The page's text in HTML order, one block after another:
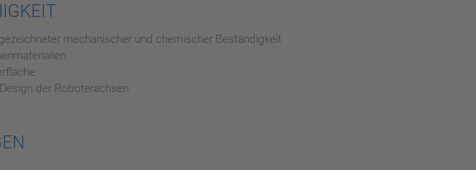
mechanischer und chemischer Beständigkeit
der Roboterachsen